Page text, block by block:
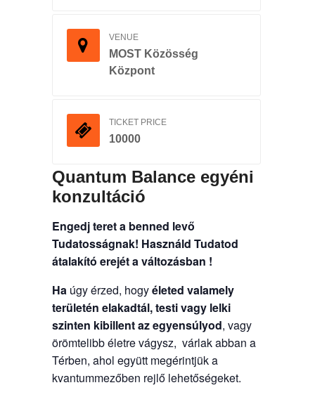
VENUE
MOST Közösség
Központ
TICKET PRICE
10000
Quantum Balance egyéni
konzultáció
Engedj teret a benned levő
Tudatosságnak! Használd Tudatod
átalakító erejét a változásban !
Haúgy érzed, hogyéleted valamely
területén elakadtál, testi vagy lelki
szinten kibillent az egyensúlyod, vagy
örömtelibb életre vágysz, várlak abban a
Térben, ahol együtt megérintjük a
kvantummezőben rejlő lehetőségeket.